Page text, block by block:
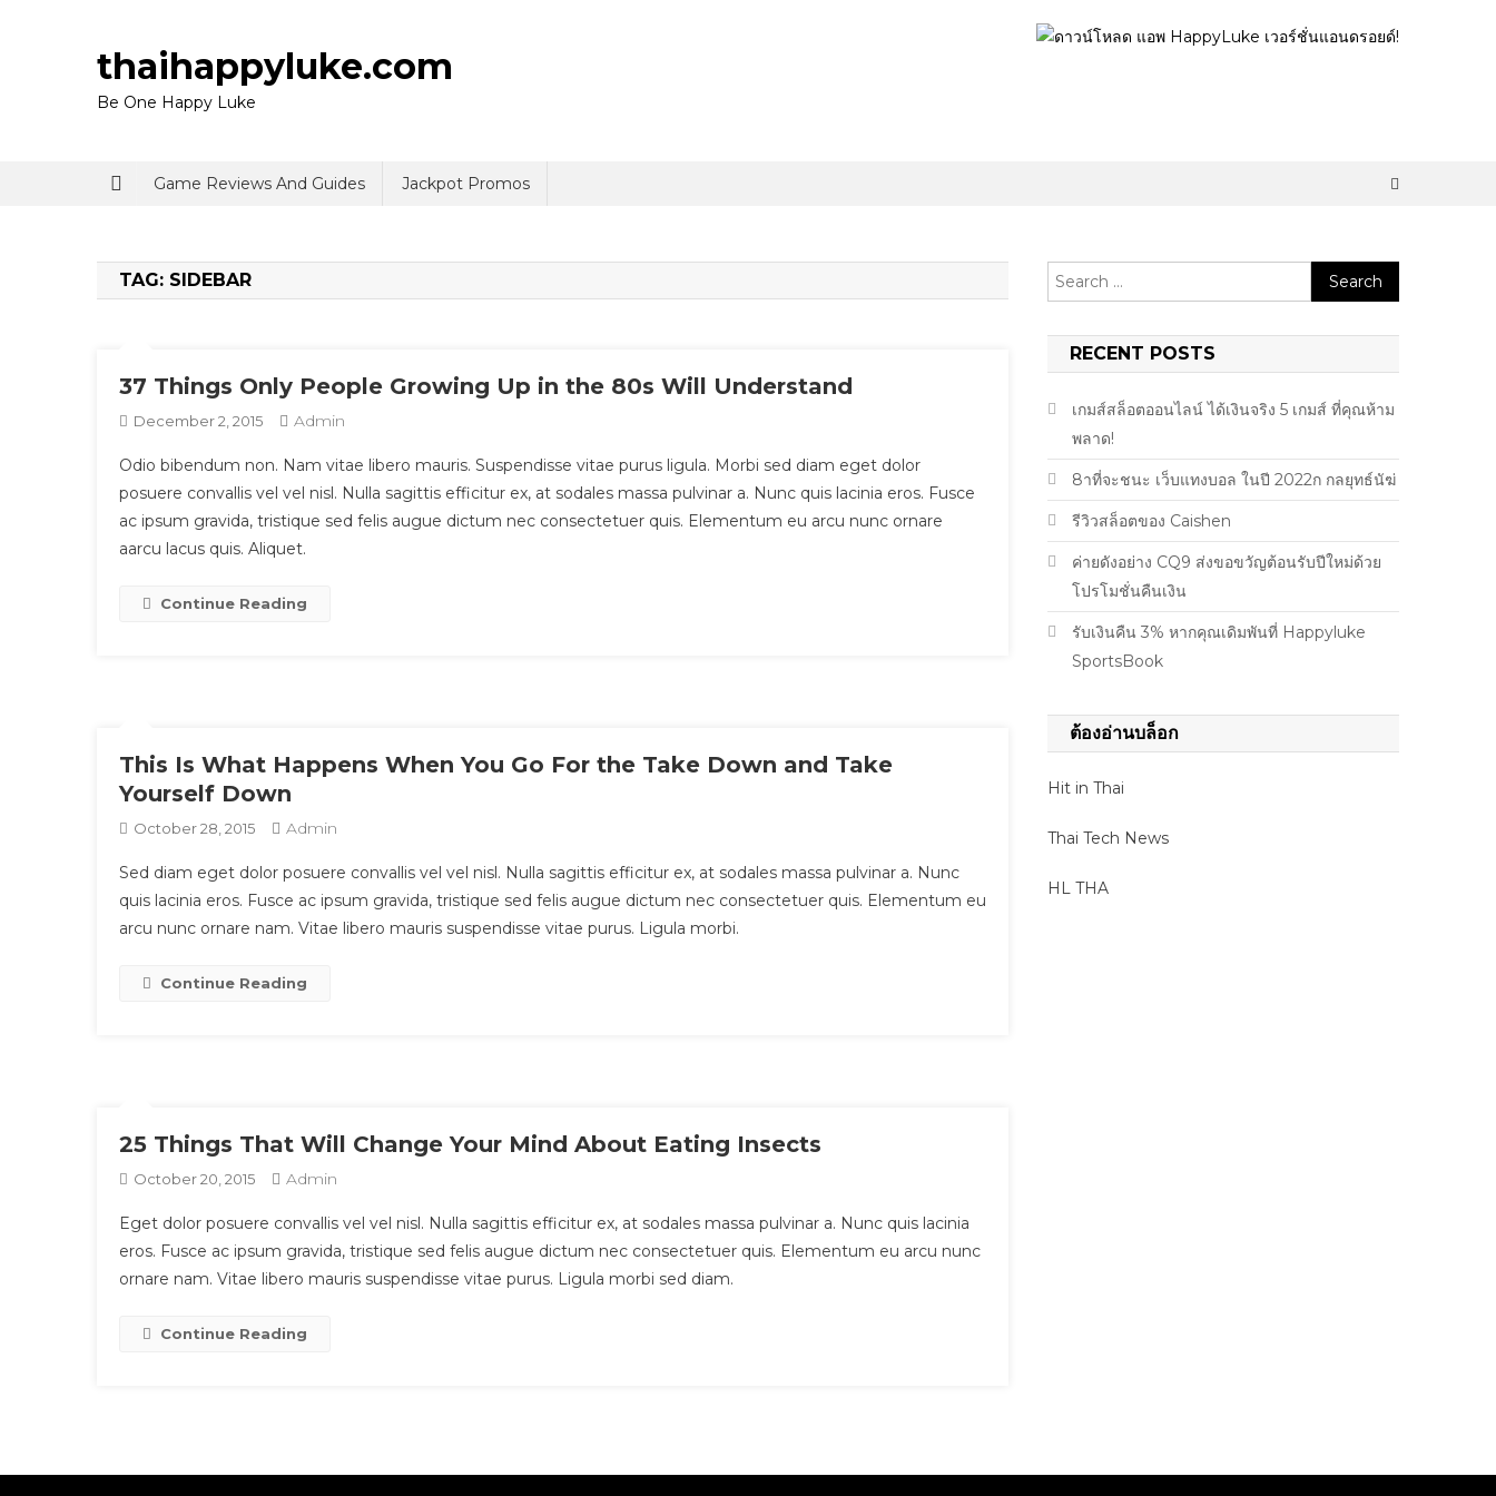
thaihappyluke.com
Be One Happy Luke
Game Reviews And Guides Jackpot Promos
TAG: SIDEBAR
37 Things Only People Growing Up in the 80s Will Understand
December 2, 2015 Admin
Odio bibendum non. Nam vitae libero mauris. Suspendisse vitae purus ligula. Morbi sed diam eget dolor
posuere convallis vel vel nisl. Nulla sagittis efficitur ex, at sodales massa pulvinar a. Nunc quis lacinia eros. Fusce
ac ipsum gravida, tristique sed felis augue dictum nec consectetuer quis. Elementum eu arcu nunc ornare
aarcu lacus quis. Aliquet.
Continue Reading
This Is What Happens When You Go For the Take Down and Take
Yourself Down
October 28, 2015 Admin
Sed diam eget dolor posuere convallis vel vel nisl. Nulla sagittis efficitur ex, at sodales massa pulvinar a. Nunc
quis lacinia eros. Fusce ac ipsum gravida, tristique sed felis augue dictum nec consectetuer quis. Elementum eu
arcu nunc ornare nam. Vitae libero mauris suspendisse vitae purus. Ligula morbi.
Continue Reading
25 Things That Will Change Your Mind About Eating Insects
October 20, 2015 Admin
Eget dolor posuere convallis vel vel nisl. Nulla sagittis efficitur ex, at sodales massa pulvinar a. Nunc quis lacinia
eros. Fusce ac ipsum gravida, tristique sed felis augue dictum nec consectetuer quis. Elementum eu arcu nunc
ornare nam. Vitae libero mauris suspendisse vitae purus. Ligula morbi sed diam.
Continue Reading
Search
for:
RECENT POSTS
เกมส์สล็อตออนไลน์ ได้เงินจริง 5 เกมส์ ที่คุณห้าม
พลาด!
8าที่จะชนะ เว็บแทงบอล ในปี 2022ก กลยุทธ์นัฆ่
รีวิวสล็อตของ Caishen
ค่ายดังอย่าง CQ9 ส่งขอขวัญต้อนรับปีใหม่ด้วย
โปรโมชั่นคืนเงิน
รับเงินคืน 3% หากคุณเดิมพันที่ Happyluke
SportsBook
ต้องอ่านบล็อก
Hit in Thai
Thai Tech News
HL THA